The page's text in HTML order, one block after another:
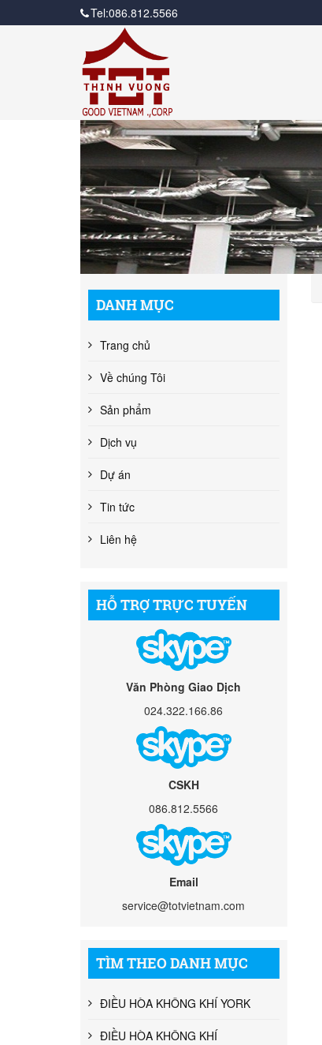
Tel:086.812.5566
DANH MỤC
Trang chủ
Về chúng Tôi
Sản phẩm
Dịch vụ
Dự án
Tin tức
Liên hệ
HỖ TRỢ TRỰC TUYẾN
Văn Phòng Giao Dịch
024.322.166.86
CSKH
086.812.5566
Email
service@totvietnam.com
TÌM THEO DANH MỤC
ĐIỀU HÒA KHÔNG KHÍ YORK
ĐIỀU HÒA KHÔNG KHÍ